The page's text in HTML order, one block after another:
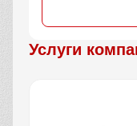
Услуги